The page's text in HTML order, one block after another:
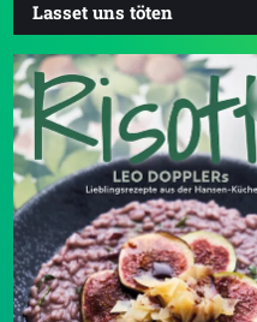
Lasset uns töten